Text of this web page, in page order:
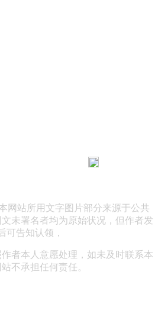
网站所用文字图片部分来源于公共
未署名者均为原始状况，但作者发
可告知认领，
者本人意愿处理，如未及时联系本
不承担任何责任。